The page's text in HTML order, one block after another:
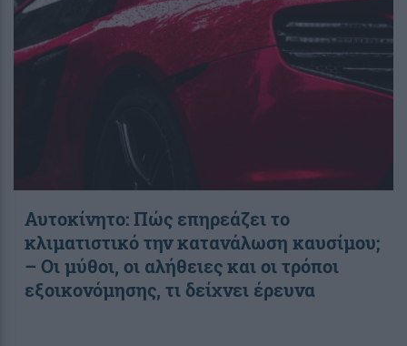
Αυτοκίνητο: Πώς επηρεάζει το
κλιματιστικό την κατανάλωση καυσίμου;
– Οι μύθοι, οι αλήθειες και οι τρόποι
εξοικονόμησης, τι δείχνει έρευνα